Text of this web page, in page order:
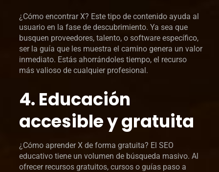
¿Cómo encontrar X? Este tipo de contenido ayuda al
usuario en la fase de descubrimiento. Ya sea que
busquen proveedores, talento, o software específico,
ser la guía que les muestra el camino genera un valor
inmediato. Estás ahorrándoles tiempo, el recurso
más valioso de cualquier profesional.
4. Educación
accesible y gratuita
¿Cómo aprender X de forma gratuita? El SEO
educativo tiene un volumen de búsqueda masivo. Al
ofrecer recursos gratuitos, cursos o guías paso a